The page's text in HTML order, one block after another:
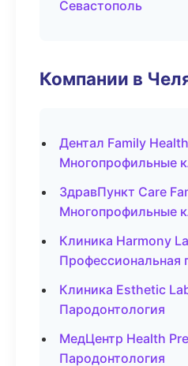
Севастополь
Компании в
Дентал Family
Многопрофильные
ЗдравПункт Care
Многопрофильные
Клиника Harmony
Профессиональная
Клиника Esthetic
Пародонтология
МедЦентр Health
Пародонтология